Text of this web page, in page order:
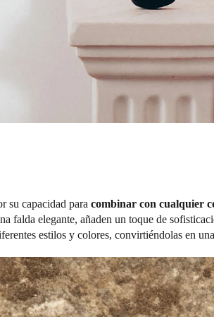
su capacidad paracombinar con cualquier
falda elegante, añaden un toque de
estilos y colores, convirtiéndolas en